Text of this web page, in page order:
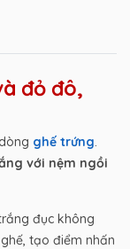
đỏ đô,
ghế trứng
với nệm ngồi
đục không
tạo điểm nhấn